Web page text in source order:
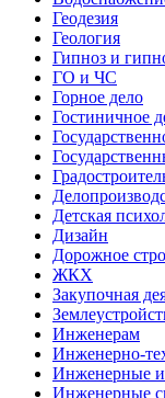
Геодезия
Геология
Гипноз и
ГО и ЧС
Горное дело
Гостиничное
Детская
Дизайн
Дорожное
ЖКХ
Закупочная
Инженерам
Инженерно-
Инженерные
Инженерные